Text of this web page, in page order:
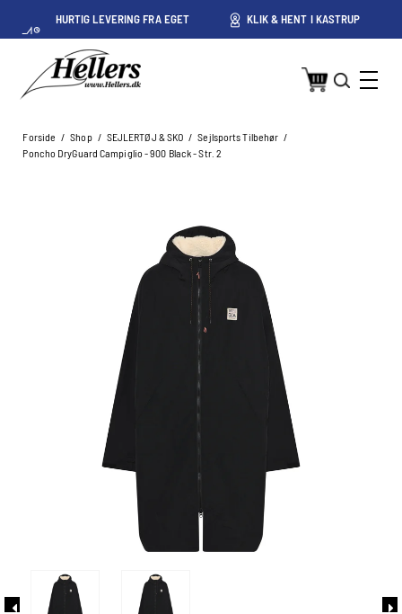
HURTIG LEVERING FRA EGET
LAGER I KASTRUP
KLIK & HENT I KASTRUP
Forside / Shop / SEJLERTØJ & SKO / Sejlsports Tilbehør /
Poncho DryGuard Campiglio - 900 Black - Str. 2